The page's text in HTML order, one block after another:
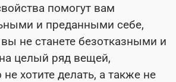
помогут вам
и преданными себе,
вы не станете безотказными и
целый ряд вещей,
хотите делать, а также не